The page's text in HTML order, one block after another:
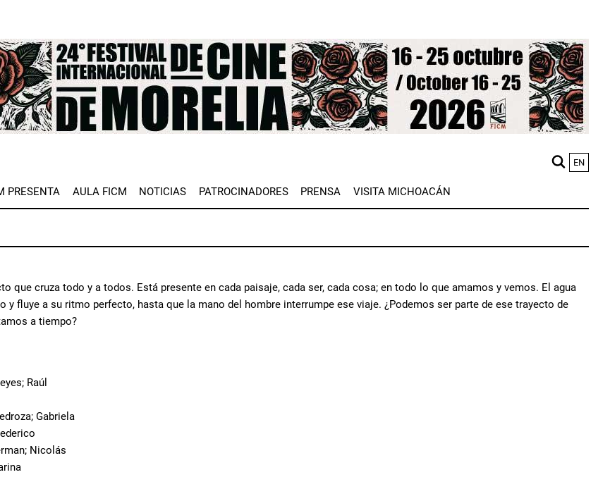
EN
PRESENTA AULA FICM NOTICIAS PATROCINADORES PRENSA VISITA MICHOACÁN
que cruza todo y a todos. Está presente en cada paisaje, cada ser, cada cosa; en todo lo que amamos y vemos. El agua
y fluye a su ritmo perfecto, hasta que la mano del hombre interrumpe ese viaje. ¿Podemos ser parte de ese trayecto de
a tiempo?
Raúl
Gabriela
Nicolás